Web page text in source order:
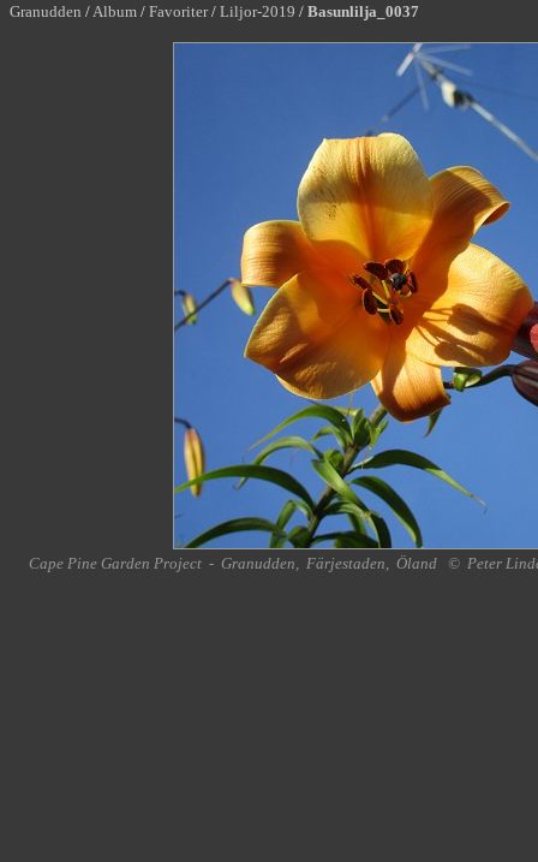
Granudden /Album / Favoriter / Liljor-2019 / Basunlilja_0037
Cape Pine Garden Project - Granudden, Färjestaden, Öland © Peter